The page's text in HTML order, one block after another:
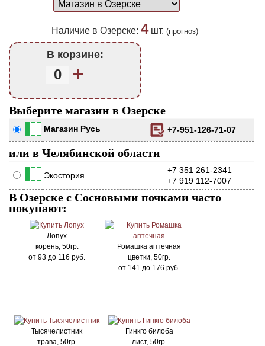
Наличие в Озерске: 4шт. (прогноз)
В корзине:
0
Выберите магазин в Озерске
Магазин Русь +7-951-126-71-07
или в Челябинской области
Экостория
+7 351 261-2341
+7 919 112-7007
В Озерске с Сосновыми почками часто
покупают:
Лопух
корень, 50гр.
от 93 до 116 руб.
Ромашка аптечная
цветки, 50гр.
от 141 до 176 руб.
Тысячелистник
трава, 50гр.
Гинкго билоба
лист, 50гр.